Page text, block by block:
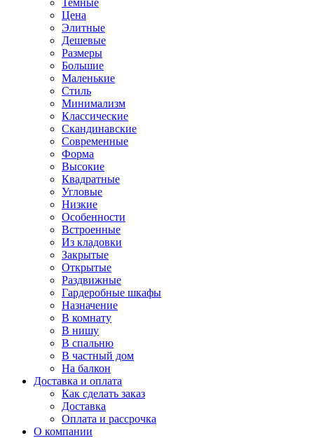
Темные
Цена
Элитные
Дешевые
Размеры
Большие
Маленькие
Стиль
Минимализм
Классические
Скандинавские
Современные
Форма
Высокие
Квадратные
Угловые
Низкие
Особенности
Встроенные
Из кладовки
Закрытые
Открытые
Раздвижные
Гардеробные шкафы
Назначение
В комнату
В нишу
В спальню
В частный дом
На балкон
Доставка и оплата
Как сделать заказ
Доставка
Оплата и рассрочка
О компании